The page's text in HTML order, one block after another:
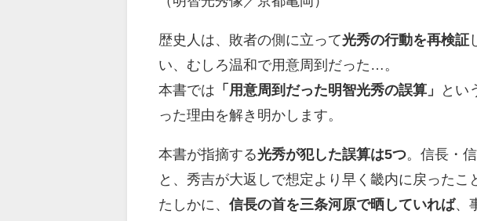
歴史人は、敗者の側に立って光秀の行動を再検証
い、むしろ温和で用意周到だった…。
本書では 「用意周到だった明智光秀の誤算」
とい
った理由を解き明かします。
本書が指摘する光秀が犯した誤算は5つ 。信長・
と、秀吉が大返しで想定より早く畿内に戻ったこ
たしかに、信長の首を三条河原で晒していれば、